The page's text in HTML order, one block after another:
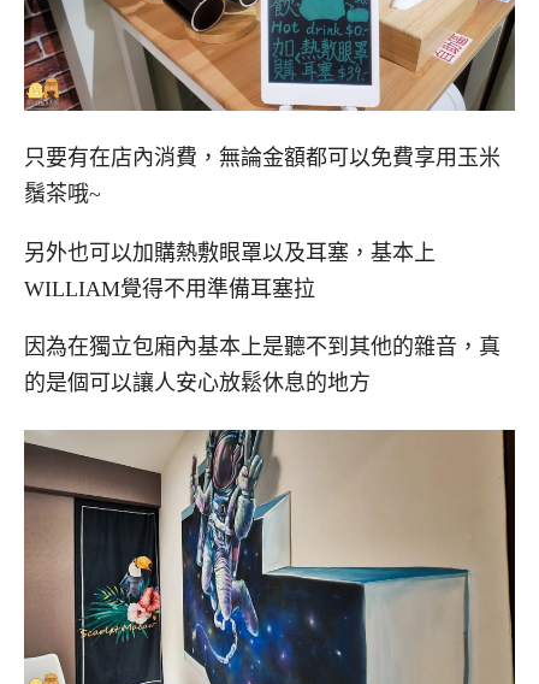
只要有在店內消費，無論金額都可以免費享用玉米
鬚茶哦~
另外也可以加購熱敷眼罩以及耳塞，基本上
WILLIAM覺得不用準備耳塞拉
因為在獨立包廂內基本上是聽不到其他的雜音，真
的是個可以讓人安心放鬆休息的地方